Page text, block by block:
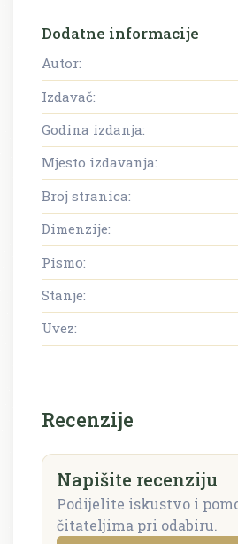
Dodatne informacije
Autor:
Izdavač:
Godina izdanja:
Mjesto izdavanja:
Broj stranica:
Dimenzije:
Pismo:
Stanje:
Uvez:
Recenzije
Napišite recenziju
Podijelite iskustvo i
čitateljima pri odabiru.